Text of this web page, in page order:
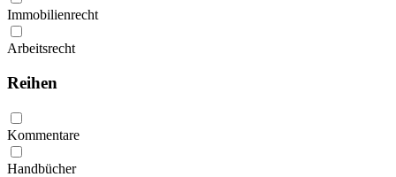
Immobilienrecht
Arbeitsrecht
Reihen
Kommentare
Handbücher